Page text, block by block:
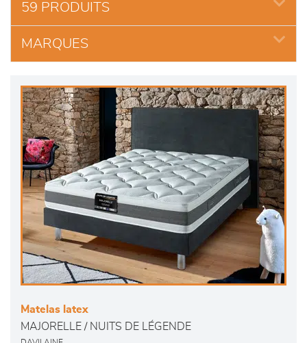
59 PRODUITS
MARQUES
Matelas latex
MAJORELLE / NUITS DE LÉGENDE